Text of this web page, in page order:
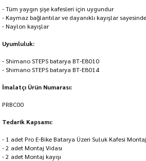
- Tüm yaygın şişe kafesleri için uygundur
- Kaymaz bağlantılar ve dayanıklı kayışlar
- Naylon kayışlar
Uyumluluk:
- Shimano STEPS batarya BT-E8010
- Shimano STEPS batarya BT-E8014
İmalatçı Ürün Numarası:
PRBC00
Tedarik Kapsamı:
- 1 adet Pro E-Bike Batarya Üzeri Suluk Kafesi
- 2 adet Montaj Vidası
- 2 adet Montaj kayışı